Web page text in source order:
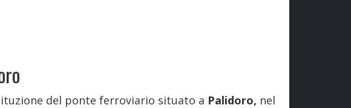
del ponte ferroviario situato a Palidoro, nel